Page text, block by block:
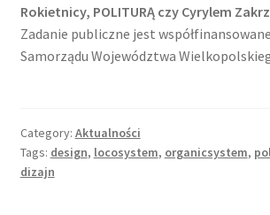
Rokietnicy, POLITURĄ czy Cyrylem
Zadanie publiczne jest
Samorządu Województwa
Category: Aktualności
Tags: design, locosystem, organicsystem,
dizajn